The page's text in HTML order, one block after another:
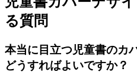
る質問
本当に目立つ児童書のカ
どうすればよいですか？